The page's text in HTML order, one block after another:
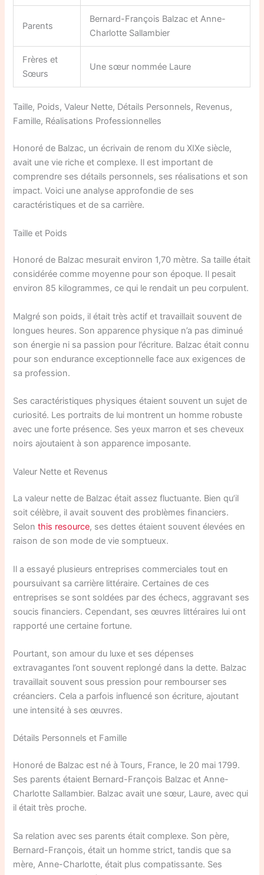
Parents
Bernard-François Balzac et Anne-
Charlotte Sallambier
Frères et
Sœurs
Une sœur nommée Laure
Taille, Poids, Valeur Nette, Détails Personnels, Revenus,
Famille, Réalisations Professionnelles
Honoré de Balzac, un écrivain de renom du XIXe siècle,
avait une vie riche et complexe. Il est important de
comprendre ses détails personnels, ses réalisations et son
impact. Voici une analyse approfondie de ses
caractéristiques et de sa carrière.
Taille et Poids
Honoré de Balzac mesurait environ 1,70 mètre. Sa taille était
considérée comme moyenne pour son époque. Il pesait
environ 85 kilogrammes, ce qui le rendait un peu corpulent.
Malgré son poids, il était très actif et travaillait souvent de
longues heures. Son apparence physique n’a pas diminué
son énergie ni sa passion pour l’écriture. Balzac était connu
pour son endurance exceptionnelle face aux exigences de
sa profession.
Ses caractéristiques physiques étaient souvent un sujet de
curiosité. Les portraits de lui montrent un homme robuste
avec une forte présence. Ses yeux marron et ses cheveux
noirs ajoutaient à son apparence imposante.
Valeur Nette et Revenus
La valeur nette de Balzac était assez fluctuante. Bien qu’il
soit célèbre, il avait souvent des problèmes financiers.
Selonthis resource, ses dettes étaient souvent élevées en
raison de son mode de vie somptueux.
Il a essayé plusieurs entreprises commerciales tout en
poursuivant sa carrière littéraire. Certaines de ces
entreprises se sont soldées par des échecs, aggravant ses
soucis financiers. Cependant, ses œuvres littéraires lui ont
rapporté une certaine fortune.
Pourtant, son amour du luxe et ses dépenses
extravagantes l’ont souvent replongé dans la dette. Balzac
travaillait souvent sous pression pour rembourser ses
créanciers. Cela a parfois influencé son écriture, ajoutant
une intensité à ses œuvres.
Détails Personnels et Famille
Honoré de Balzac est né à Tours, France, le 20 mai 1799.
Ses parents étaient Bernard-François Balzac et Anne-
Charlotte Sallambier. Balzac avait une sœur, Laure, avec qui
il était très proche.
Sa relation avec ses parents était complexe. Son père,
Bernard-François, était un homme strict, tandis que sa
mère, Anne-Charlotte, était plus compatissante. Ses